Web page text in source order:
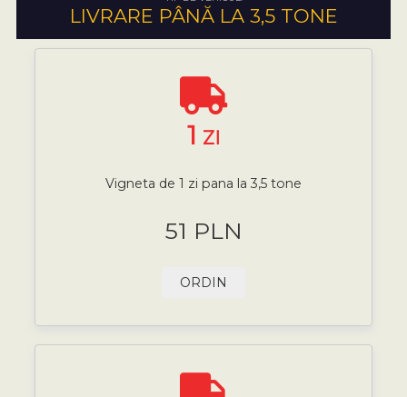
LIVRARE PÂNĂ LA 3,5 TONE
1 ZI
Vigneta de 1 zi pana la 3,5 tone
51 PLN
ORDIN